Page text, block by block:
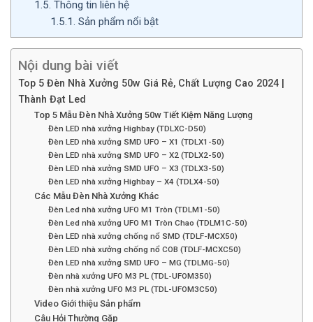
1.5. Thông tin liên hệ
1.5.1. Sản phẩm nổi bật
Nội dung bài viết
Top 5 Đèn Nhà Xưởng 50w Giá Rẻ, Chất Lượng Cao 2024 |
Thành Đạt Led
Top 5 Mẫu Đèn Nhà Xưởng 50w Tiết Kiệm Năng Lượng
Đèn LED nhà xưởng Highbay (TDLXC-D50)
Đèn LED nhà xưởng SMD UFO – X1 (TDLX1-50)
Đèn LED nhà xưởng SMD UFO – X2 (TDLX2-50)
Đèn LED nhà xưởng SMD UFO – X3 (TDLX3-50)
Đèn LED nhà xưởng Highbay – X4 (TDLX4-50)
Các Mẫu Đèn Nhà Xưởng Khác
Đèn Led nhà xưởng UFO M1 Tròn (TDLM1-50)
Đèn Led nhà xưởng UFO M1 Tròn Chao (TDLM1C-50)
Đèn LED nhà xưởng chống nổ SMD (TDLF-MCX50)
Đèn LED nhà xưởng chống nổ COB (TDLF-MCXC50)
Đèn LED nhà xưởng SMD UFO – MG (TDLMG-50)
Đèn nhà xưởng UFO M3 PL (TDL-UFOM350)
Đèn nhà xưởng UFO M3 PL (TDL-UFOM3C50)
Video Giới thiệu Sản phẩm
Câu Hỏi Thường Gặp